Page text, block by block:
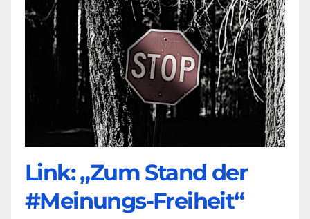
Link: „Zum Stand der
#Meinungs-Freiheit“